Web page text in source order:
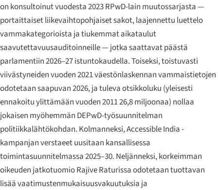
on konsultoinut vuodesta 2023 RPwD-lain muutossarjasta —
portaittaiset liikevaihtopohjaiset sakot, laajennettu luettelo
vammakategorioista ja tiukemmat aikataulut
saavutettavuusauditoinneille — jotka saattavat päästä
parlamentiin 2026–27 istuntokaudella. Toiseksi, toistuvasti
viivästyneiden vuoden 2021 väestönlaskennan vammaistietojen
odotetaan saapuvan 2026, ja tuleva otsikkoluku (yleisesti
ennakoitu ylittämään vuoden 2011 26,8 miljoonaa) nollaa
jokaisen myöhemmän DEPwD-työsuunnitelman
politiikkalähtökohdan. Kolmanneksi, Accessible India -
kampanjan verstaeet uusitaan kansallisessa
toimintasuunnitelmassa 2025–30. Neljänneksi, korkeimman
oikeuden jatkotuomioRajive Raturissaodotetaan tuottavan
lisää vaatimustenmukaisuusvakuutuksia ja